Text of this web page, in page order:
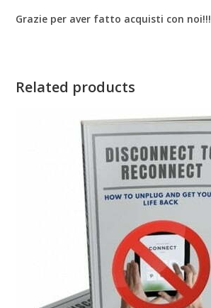
Grazie per aver fatto acquisti con noi!!!
Related products